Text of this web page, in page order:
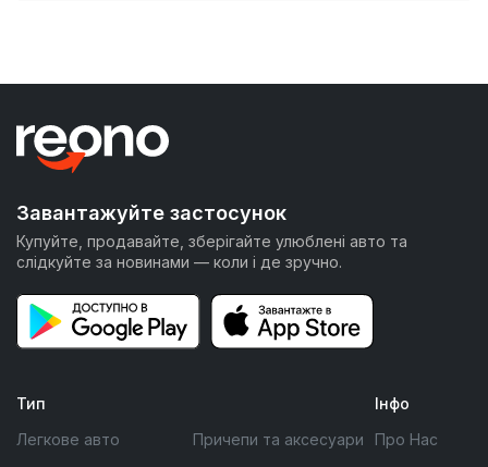
Завантажуйте застосунок
Купуйте, продавайте, зберігайте улюблені авто та
слідкуйте за новинами — коли і де зручно.
Тип
Легкове авто
Причепи та аксесуари
Інфо
Про Нас